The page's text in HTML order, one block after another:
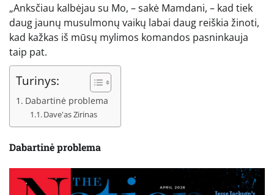
„Anksčiau kalbėjau su Mo, – sakė Mamdani, – kad tiek
daug jaunų musulmonų vaikų labai daug reiškia žinoti,
kad kažkas iš mūsų mylimos komandos pasninkauja
taip pat.
Turinys:
Dabartinė problema
Dave'as Zirinas
Dabartinė problema